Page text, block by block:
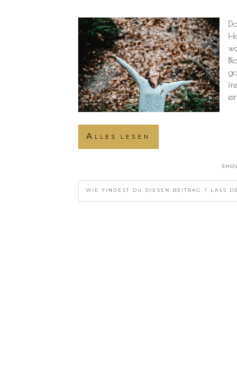
Alles lesen
WIE FINDEST DU DIESEN BEITRAG ? LASS